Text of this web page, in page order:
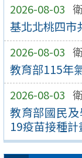
2026-08-03
基北北桃四市
2026-08-03
教育部115年
2026-08-03
教育部國民
19疫苗接種計